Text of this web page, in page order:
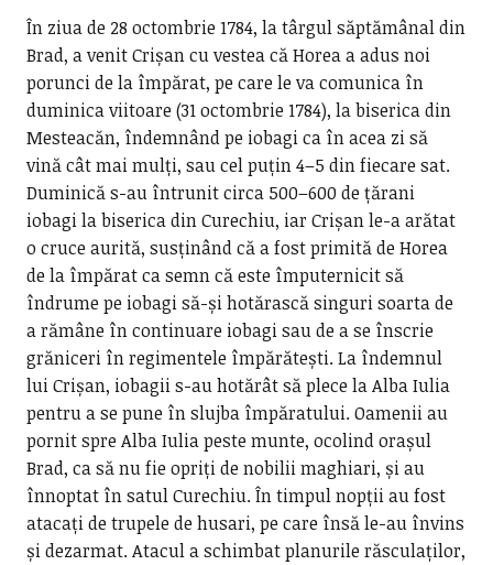
În ziua de 28 octombrie 1784, la târgul săptămânal din
Brad, a venit Crișan cu vestea că Horea a adus noi
porunci de la împărat, pe care le va comunica în
duminica viitoare (31 octombrie 1784), la biserica din
Mesteacăn, îndemnând pe iobagi ca în acea zi să
vină cât mai mulți, sau cel puțin 4–5 din fiecare sat.
Duminică s-au întrunit circa 500–600 de țărani
iobagi la biserica din Curechiu, iar Crișan le-a arătat
o cruce aurită, susținând că a fost primită de Horea
de la împărat ca semn că este împuternicit să
îndrume pe iobagi să-și hotărască singuri soarta de
a rămâne în continuare iobagi sau de a se înscrie
grăniceri în regimentele împărătești. La îndemnul
lui Crișan, iobagii s-au hotărât să plece la Alba Iulia
pentru a se pune în slujba împăratului. Oamenii au
pornit spre Alba Iulia peste munte, ocolind orașul
Brad, ca să nu fie opriți de nobilii maghiari, și au
înnoptat în satul Curechiu. În timpul nopții au fost
atacați de trupele de husari, pe care însă le-au învins
și dezarmat. Atacul a schimbat planurile răsculaților,